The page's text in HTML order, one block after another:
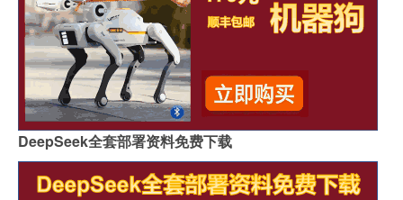
DeepSeek全套部署资料免费下载